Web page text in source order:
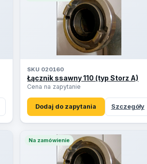
SKU 020160
Łącznik ssawny 110 (typ Storz A)
Cena na zapytanie
Dodaj do zapytania Szczegóły
Na zamówienie